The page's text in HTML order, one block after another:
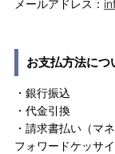
メールアドレス：
お支払方法につ
・銀行振込
・代金引換
・請求書払い（マ
フォワードケッサ